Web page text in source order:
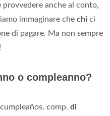
anche al conto,
immaginare che chi ci
di pagare. Ma non sempre
o compleanno?
comp. di